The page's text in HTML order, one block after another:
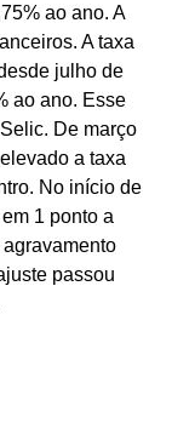
ao ano. A
A taxa
julho de
ao ano. Esse
De março
a taxa
No início de
1 ponto a
passou